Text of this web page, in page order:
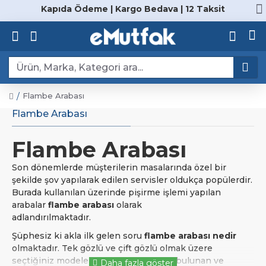
Kapıda Ödeme | Kargo Bedava | 12 Taksit
Flambe Arabası
Flambe Arabası
Flambe Arabası
Son dönemlerde müşterilerin masalarında özel bir
şekilde şov yapılarak edilen servisler oldukça popülerdir.
Burada kullanılan üzerinde pişirme işlemi yapılan
arabalar flambe arabası olarak
adlandırılmaktadır.
Şüphesiz ki akla ilk gelen soru flambe arabası nedir
olmaktadır. Tek gözlü ve çift gözlü olmak üzere
seçtiğiniz modele göre üzerinde ocak bulunan ve